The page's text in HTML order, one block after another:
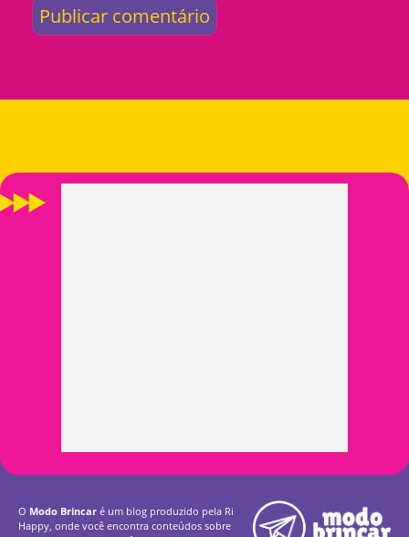
O Modo Brincar é um blog produzido pela Ri
Happy, onde você encontra conteúdos sobre